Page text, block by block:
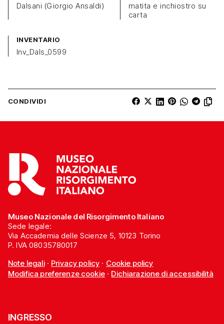
Dalsani (Giorgio Ansaldi)
matita e inchiostro su
carta
INVENTARIO
Inv_Dals_0599
CONDIVIDI
Museo Nazionale del Risorgimento Italiano
Sede legale:
Via Accademia delle Scienze 5, 10123 Torino
P. IVA 08035780017
Note legali· Privacy policy · Cookie policy
Modifica preferenze cookie· Dichiarazione di accessibilità
INGRESSO